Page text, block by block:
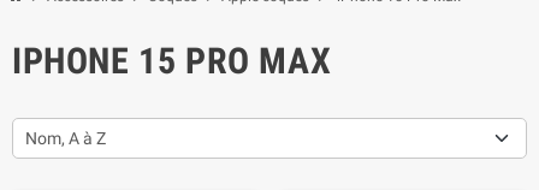
IPHONE 15 PRO MAX
Nom, A à Z